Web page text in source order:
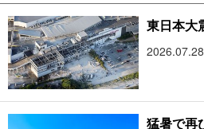
東日本大
2026.07.28
猛暑で再